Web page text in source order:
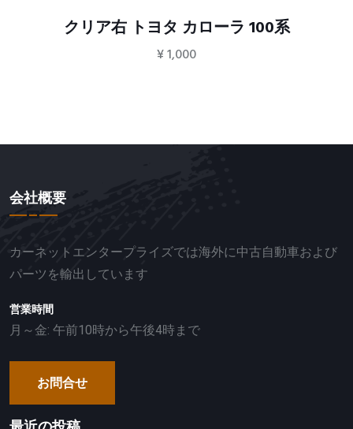
クリア右 トヨタ カローラ 100系
¥1,000
会社概要
カーネットエンタープライズでは海外に中古自動車および
パーツを輸出しています
営業時間
月～金: 午前10時から午後4時まで
お問合せ